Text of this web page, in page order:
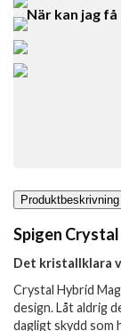
När kan jag
Produktbeskrivning
Spigen
Det kristallklara
Crystal Hybrid
design. Låt aldrig
dagligt skydd som